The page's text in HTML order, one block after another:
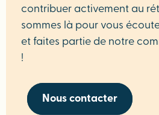
contribuer activement au
sommes là pour vous
et faites partie de notre
!
Nous contacter